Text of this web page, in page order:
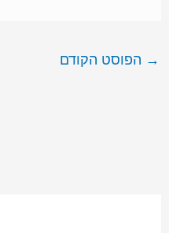
→ הפוסט הקודם